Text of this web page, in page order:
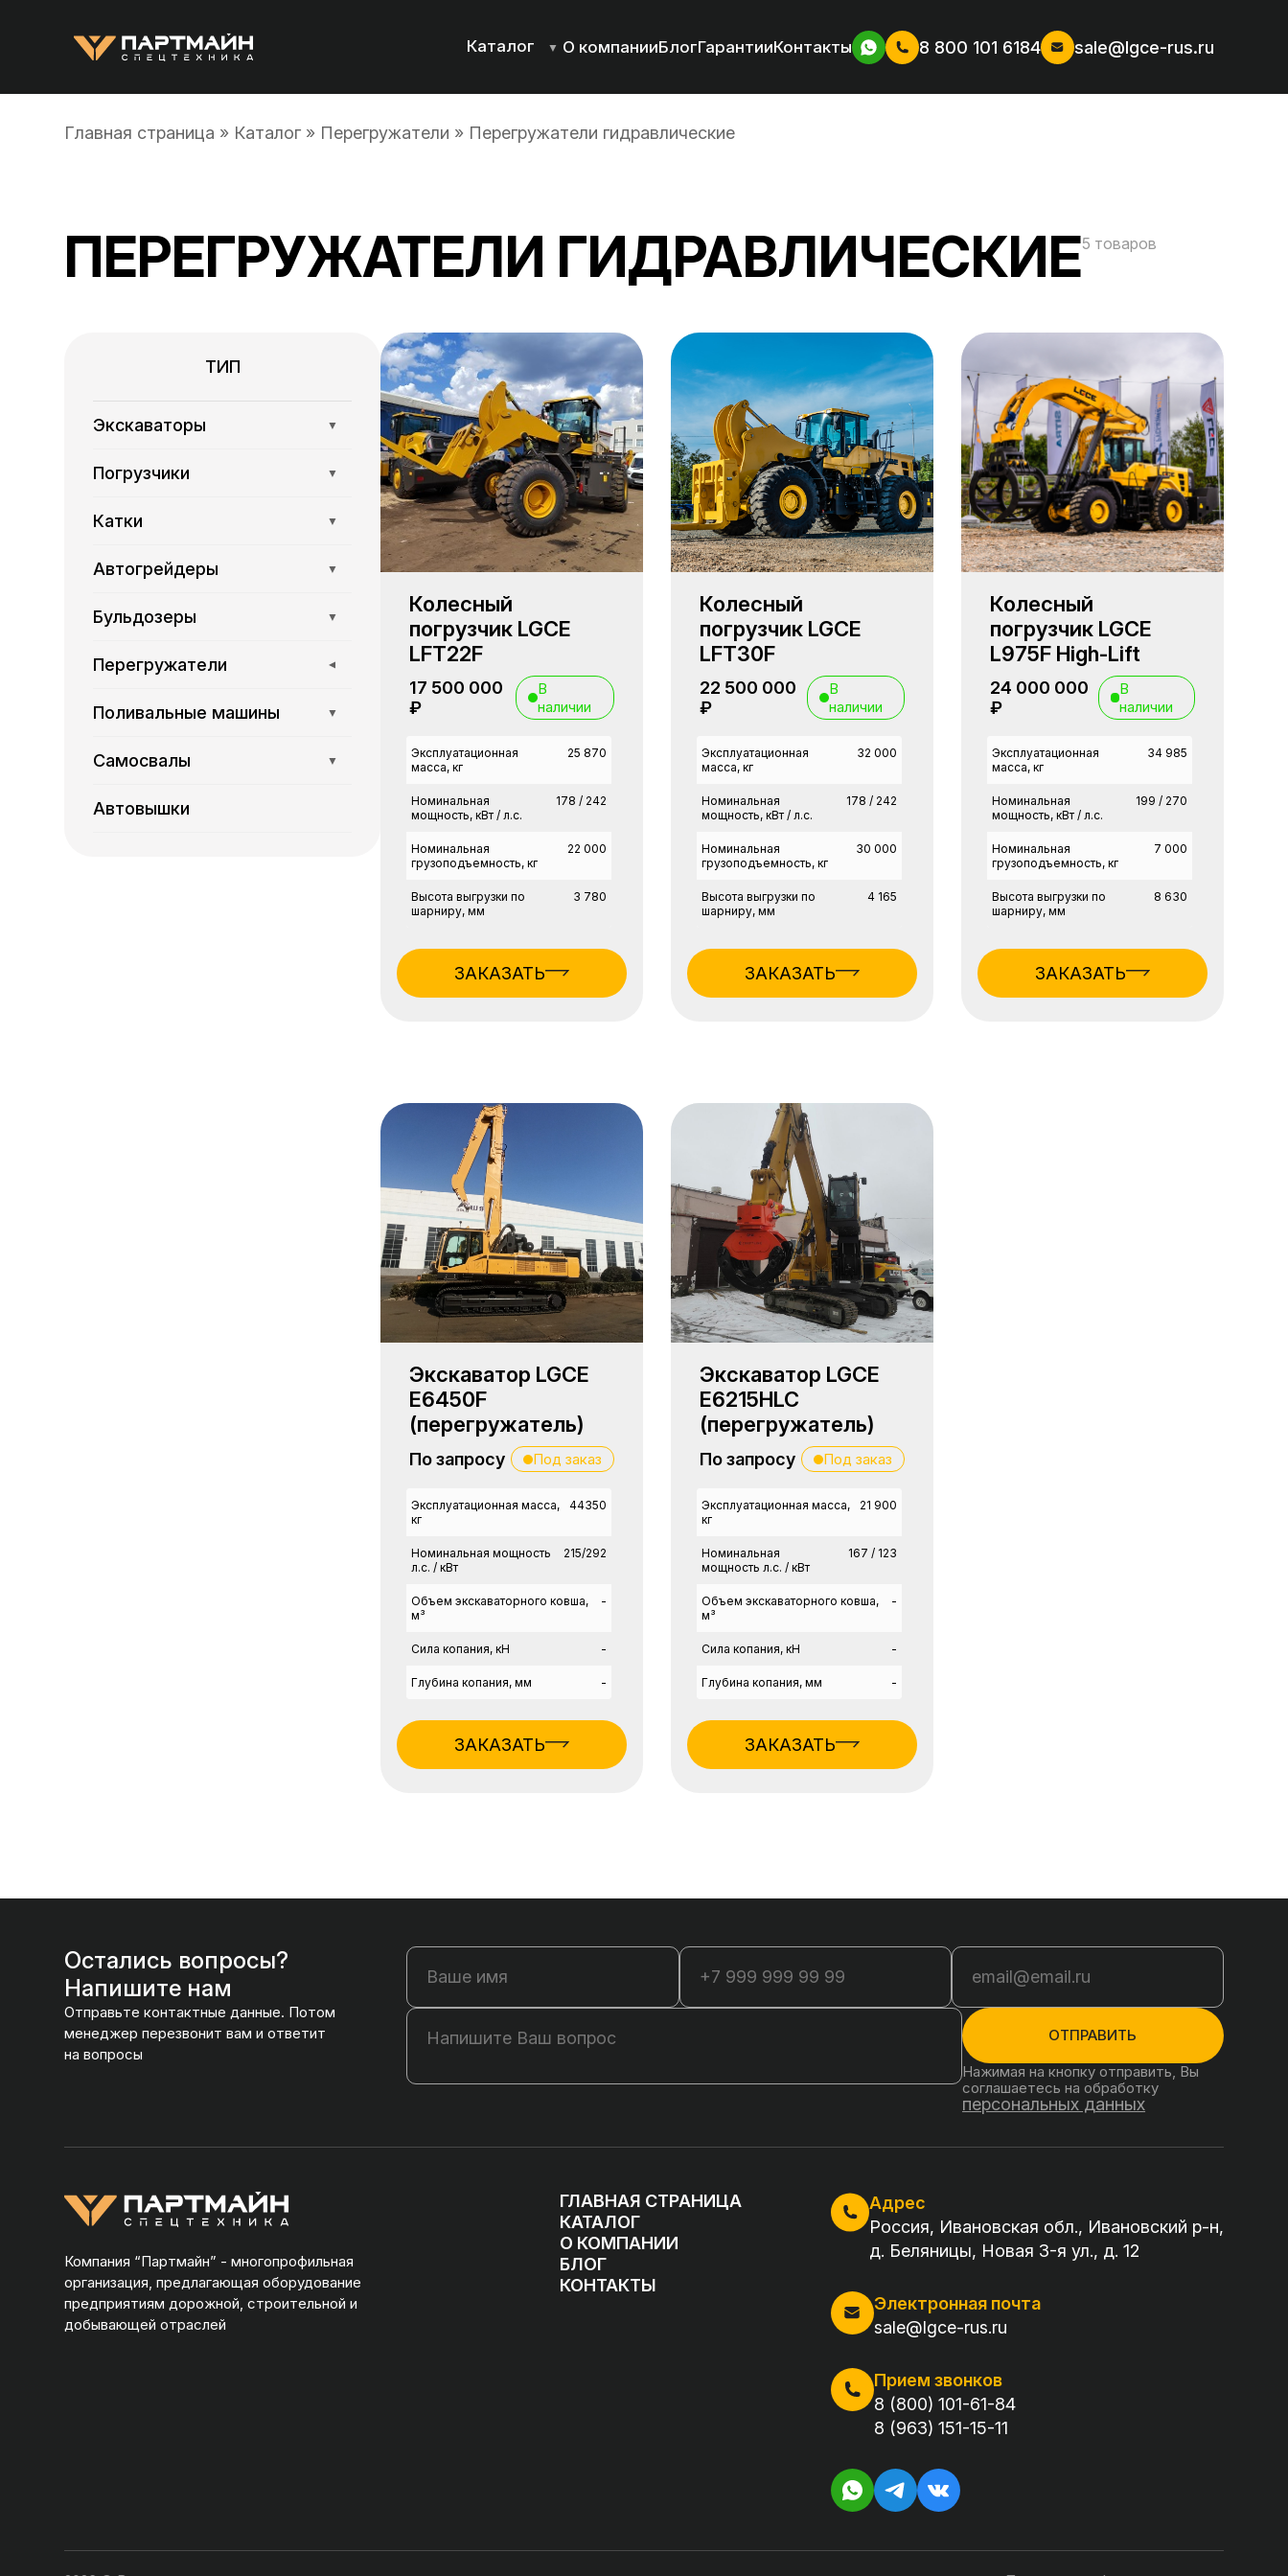
Каталог ▼ О компанииБлогГарантииКонтакты 8 800 101 6184 sale@lgce-rus.ru
Главная страница » Каталог » Перегружатели » Перегружатели гидравлические
ПЕРЕГРУЖАТЕЛИ ГИДРАВЛИЧЕСКИЕ5 товаров
ТИП
Экскаваторы ▼
Погрузчики ▼
Катки ▼
Автогрейдеры ▼
Бульдозеры ▼
Перегружатели ▼
Поливальные машины ▼
Самосвалы ▼
Автовышки
Колесный
погрузчик LGCE
LFT22F
17 500 000
₽
В
наличии
Эксплуатационная
масса, кг
25 870
Номинальная
мощность, кВт / л.с.
178 / 242
Номинальная
грузоподъемность, кг
22 000
Высота выгрузки по
шарниру, мм
3 780
ЗАКАЗАТЬ
Колесный
погрузчик LGCE
LFT30F
22 500 000
₽
В
наличии
Эксплуатационная
масса, кг
32 000
Номинальная
мощность, кВт / л.с.
178 / 242
Номинальная
грузоподъемность, кг
30 000
Высота выгрузки по
шарниру, мм
4 165
ЗАКАЗАТЬ
Колесный
погрузчик LGCE
L975F High-Lift
24 000 000
₽
В
наличии
Эксплуатационная
масса, кг
34 985
Номинальная
мощность, кВт / л.с.
199 / 270
Номинальная
грузоподъемность, кг
7 000
Высота выгрузки по
шарниру, мм
8 630
ЗАКАЗАТЬ
Экскаватор LGCE
E6450F
(перегружатель)
По запросу Под заказ
Эксплуатационная масса,
кг
44350
Номинальная мощность
л.с. / кВт
215/292
Объем экскаваторного ковша,
м³
-
Сила копания, кН -
Глубина копания, мм -
ЗАКАЗАТЬ
Экскаватор LGCE
E6215HLC
(перегружатель)
По запросу Под заказ
Эксплуатационная масса,
кг
21 900
Номинальная
мощность л.с. / кВт
167 / 123
Объем экскаваторного ковша,
м³
-
Сила копания, кН -
Глубина копания, мм -
ЗАКАЗАТЬ
Остались вопросы?
Напишите нам
Отправьте контактные данные. Потом
менеджер перезвонит вам и ответит
на вопросы
ОТПРАВИТЬ
Нажимая на кнопку отправить, Вы
соглашаетесь на обработку
персональных данных
Компания “Партмайн” - многопрофильная
организация, предлагающая оборудование
предприятиям дорожной, строительной и
добывающей отраслей
ГЛАВНАЯ СТРАНИЦА
КАТАЛОГ
О КОМПАНИИ
БЛОГ
КОНТАКТЫ
Адрес
Россия, Ивановская обл., Ивановский р-н,
д. Беляницы, Новая 3-я ул., д. 12
Электронная почта
sale@lgce-rus.ru
Прием звонков
8 (800) 101-61-84
8 (963) 151-15-11